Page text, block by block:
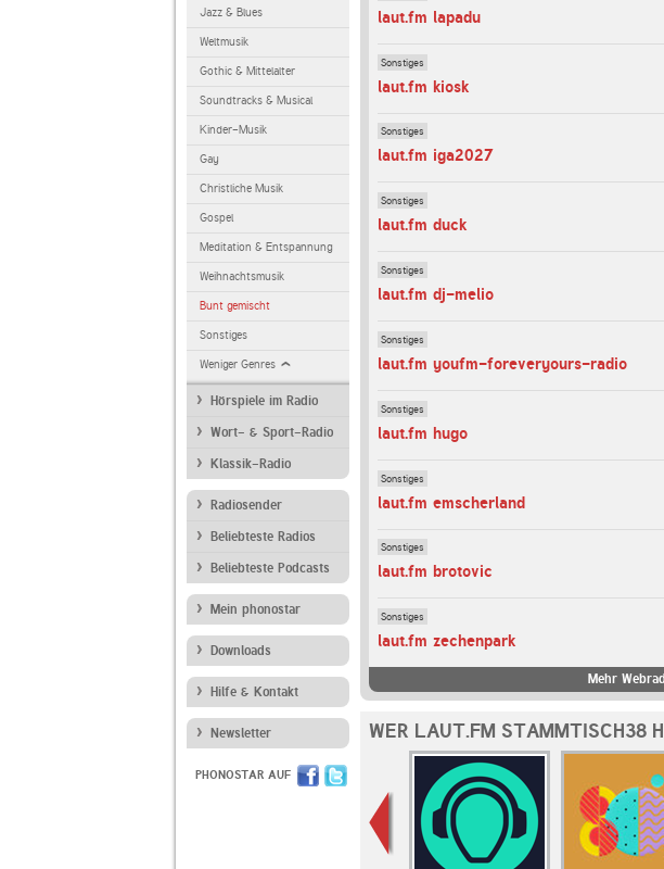
Jazz & Blues
Weltmusik
Gothic & Mittelalter
Soundtracks & Musical
Kinder-Musik
Gay
Christliche Musik
Gospel
Meditation & Entspannung
Weihnachtsmusik
Bunt gemischt
Sonstiges
Weniger Genres
Hörspiele im Radio
Wort- & Sport-Radio
Klassik-Radio
Radiosender
Beliebteste Radios
Beliebteste Podcasts
Mein phonostar
Downloads
Hilfe & Kontakt
Newsletter
PHONOSTAR AUF
laut.fm lapadu
Sonstiges
laut.fm kiosk
Sonstiges
laut.fm iga2027
Sonstiges
laut.fm duck
Sonstiges
laut.fm dj-melio
Sonstiges
laut.fm youfm-foreveryours-radio
Sonstiges
laut.fm hugo
Sonstiges
laut.fm emscherland
Sonstiges
laut.fm brotovic
Sonstiges
laut.fm zechenpark
Mehr
WER LAUT.FM STAMMTISCH38